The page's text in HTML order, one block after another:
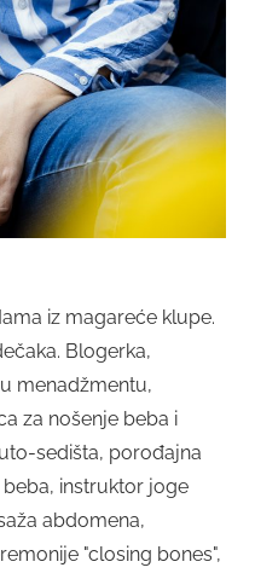
iz magareće klupe.
Blogerka,
menadžmentu,
za nošenje beba i
sedišta, porođajna
instruktor joge
abdomena,
"closing bones",